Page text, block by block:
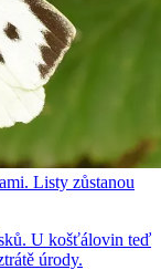
Listy zůstanou
U košťálovin teď
úrody.